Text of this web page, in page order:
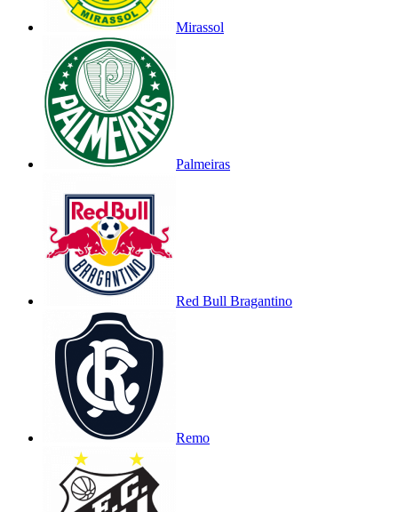
Mirassol
Palmeiras
Red Bull Bragantino
Remo